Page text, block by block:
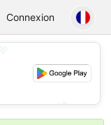
Connexion
💕